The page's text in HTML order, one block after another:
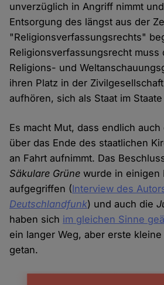
unverzüglich in Angriff nimmt
Entsorgung des längst aus der
"Religionsverfassungsrechts"
Religionsverfassungsrecht muss
Religions- und
ihren Platz in der
aufhören, sich als Staat im
Es macht Mut, dass endlich
über das Ende des staatlichen
an Fahrt aufnimmt. Das
Säkulare Grüne wurde in einigen
aufgegriffen (Interview des
Deutschlandfunk) und auch die
haben sich im gleichen Sinne
ein langer Weg, aber erste
getan.